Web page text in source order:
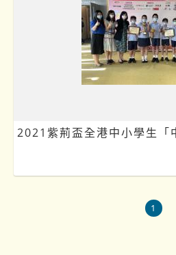
2021紫荊盃全港中小學生「
1